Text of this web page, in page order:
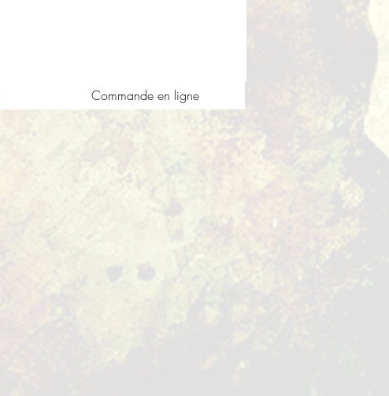
Commande en ligne